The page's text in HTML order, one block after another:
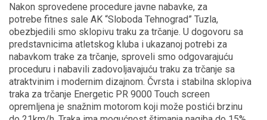
Nakon sprovedene procedure javne nabavke, za
potrebe fitnes sale AK “Sloboda Tehnograd” Tuzla,
obezbjedili smo sklopivu traku za trčanje. U dogovoru sa
predstavnicima atletskog kluba i ukazanoj potrebi za
nabavkom trake za trčanje, sproveli smo odgovarajuću
proceduru i nabavili zadovoljavajuću traku za trčanje sa
atraktvinim i modernim dizajnom. Čvrsta i stabilna sklopiva
traka za trčanje Energetic PR 9000 Touch screen
opremljena je snažnim motorom koji može postići brzinu